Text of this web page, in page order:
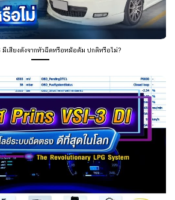
มีเสียงดังจากหัวฉีดหรือหม้อต้ม ปกติหรือไม่?